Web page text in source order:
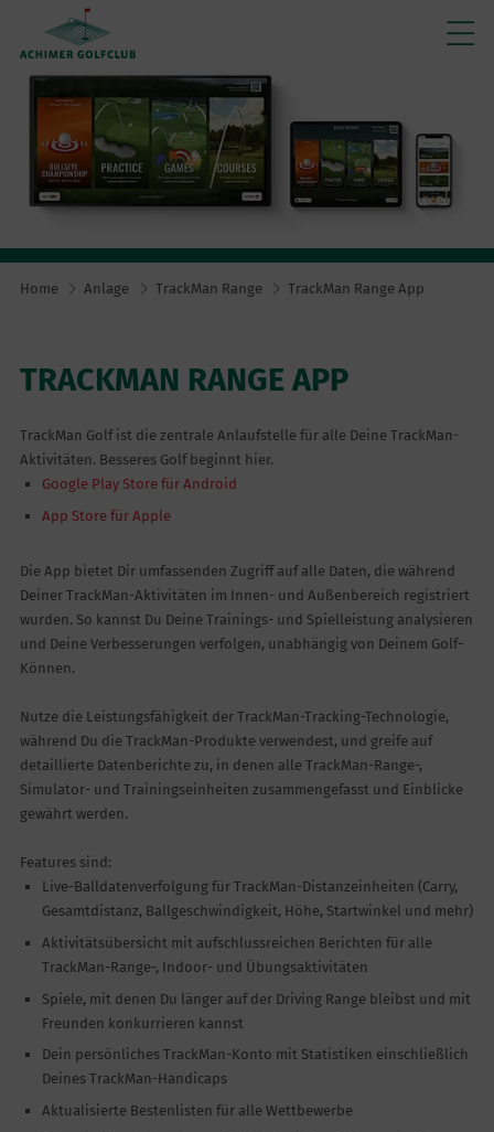
Home Anlage TrackMan Range TrackMan Range App
TRACKMAN RANGE APP
TrackMan Golf ist die zentrale Anlaufstelle für alle Deine TrackMan-
Aktivitäten. Besseres Golf beginnt hier.
Google Play Store für Android
App Store für Apple
Die App bietet Dir umfassenden Zugriff auf alle Daten, die während
Deiner TrackMan-Aktivitäten im Innen- und Außenbereich registriert
wurden. So kannst Du Deine Trainings- und Spielleistung analysieren
und Deine Verbesserungen verfolgen, unabhängig von Deinem Golf-
Können.
Nutze die Leistungsfähigkeit der TrackMan-Tracking-Technologie,
während Du die TrackMan-Produkte verwendest, und greife auf
detaillierte Datenberichte zu, in denen alle TrackMan-Range-,
Simulator- und Trainingseinheiten zusammengefasst und Einblicke
gewährt werden.
Features sind:
Live-Balldatenverfolgung für TrackMan-Distanzeinheiten (Carry,
Gesamtdistanz, Ballgeschwindigkeit, Höhe, Startwinkel und mehr)
Aktivitätsübersicht mit aufschlussreichen Berichten für alle
TrackMan-Range-, Indoor- und Übungsaktivitäten
Spiele, mit denen Du länger auf der Driving Range bleibst und mit
Freunden konkurrieren kannst
Dein persönliches TrackMan-Konto mit Statistiken einschließlich
Deines TrackMan-Handicaps
Aktualisierte Bestenlisten für alle Wettbewerbe